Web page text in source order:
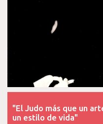
"El Judo más que un
un estilo de vida"